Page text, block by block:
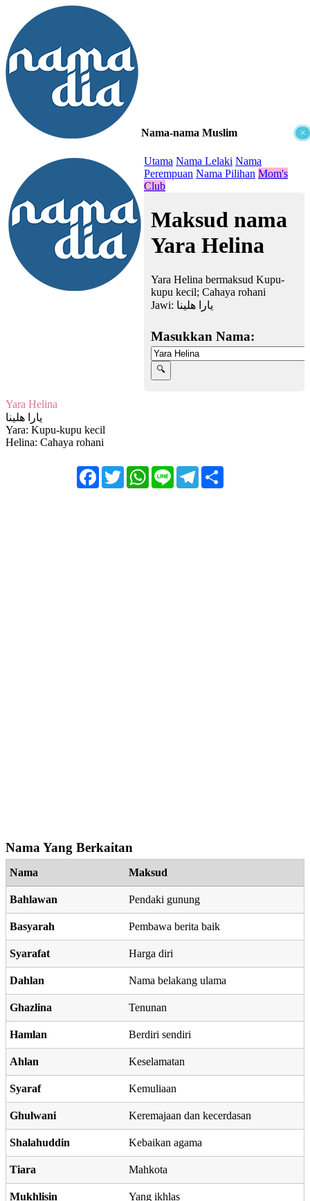
×
Nama-nama Muslim
Utama Nama Lelaki Nama
Perempuan Nama Pilihan Mom's
Club
Maksud nama
Yara Helina
Yara Helina bermaksud Kupu-
kupu kecil; Cahaya rohani
Jawi: يارا هلينا
Masukkan Nama:
Yara Helina
يارا هلينا
Yara: Kupu-kupu kecil
Helina: Cahaya rohani
FacebookTwitterWhatsApp
Line Telegram
Nama Yang Berkaitan
Nama Maksud
Bahlawan Pendaki gunung
Basyarah Pembawa berita baik
Syarafat Harga diri
Dahlan Nama belakang ulama
Ghazlina Tenunan
Hamlan Berdiri sendiri
Ahlan Keselamatan
Syaraf Kemuliaan
Ghulwani Keremajaan dan kecerdasan
Shalahuddin Kebaikan agama
Tiara Mahkota
Mukhlisin Yang ikhlas